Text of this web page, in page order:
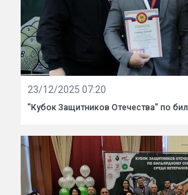
23/12/2025 07:20
"Кубок Защитников Отечества" по